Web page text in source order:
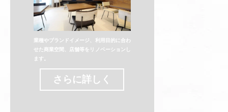
業種やブランドイメージ、利用目的に合わ
せた商業空間、店舗等をリノベーションし
ます。
さらに詳しく